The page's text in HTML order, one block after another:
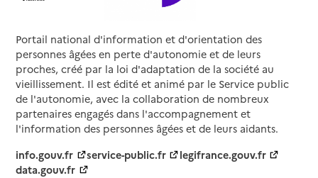
Portail national d'information et d'orientation des
personnes âgées en perte d'autonomie et de leurs
proches, créé par la loi d'adaptation de la société au
vieillissement. Il est édité et animé par le Service public
de l'autonomie, avec la collaboration de nombreux
partenaires engagés dans l'accompagnement et
l'information des personnes âgées et de leurs aidants.
info.gouv.fr
service-public.fr
legifrance.gouv.fr
data.gouv.fr